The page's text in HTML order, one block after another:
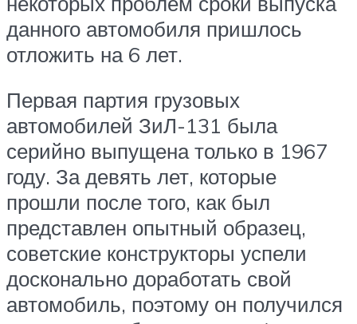
данного автомобиля пришлось
отложить на 6 лет.
Первая партия грузовых
автомобилей ЗиЛ-131 была
серийно выпущена только в 1967
году. За девять лет, которые
прошли после того, как был
представлен опытный образец,
советские конструкторы успели
досконально доработать свой
автомобиль, поэтому он получился